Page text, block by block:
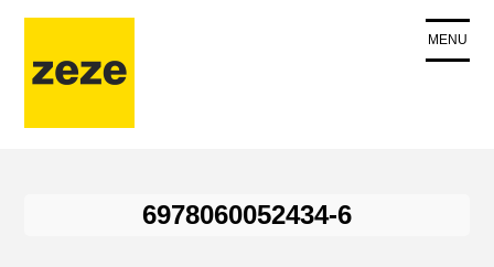
MENU
6978060052434-6